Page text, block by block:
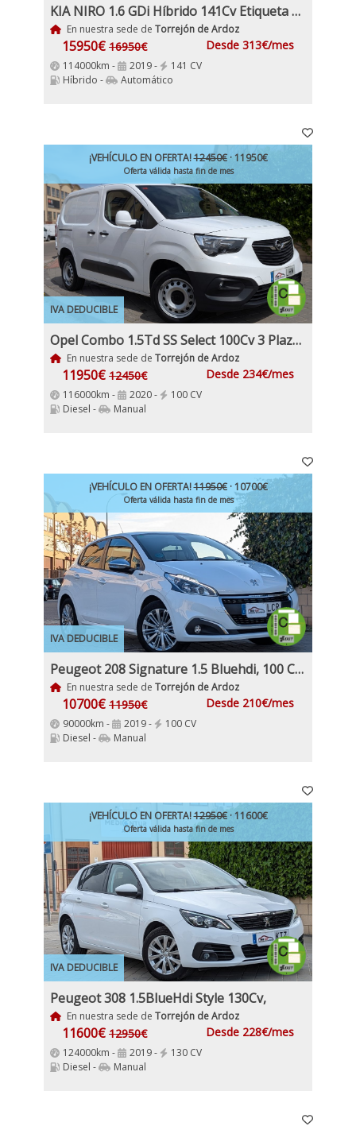
KIA NIRO 1.6 GDi Híbrido 141Cv Etiqueta ECO
En nuestra sede de Torrejón de Ardoz
15950€ 16950€ Desde 313€/mes
114000km - 2019 -
141 CV
Híbrido -
Automático
IVA DEDUCIBLE
¡VEHÍCULO EN OFERTA!12450€· 11950€
Oferta válida hasta fin de mes
Opel Combo 1.5Td SS Select 100Cv 3 Plazas Etiqueta C IVA y Garantía Incl
En nuestra sede de Torrejón de Ardoz
11950€ 12450€ Desde 234€/mes
116000km - 2020 -
100 CV
Diesel -
Manual
IVA DEDUCIBLE
¡VEHÍCULO EN OFERTA!11950€· 10700€
Oferta válida hasta fin de mes
Peugeot 208 Signature 1.5 Bluehdi, 100 Cv Nacional 1Dueño Etiqueta C IVA y Garantía Incl
En nuestra sede de Torrejón de Ardoz
10700€ 11950€ Desde 210€/mes
90000km - 2019 -
100 CV
Diesel -
Manual
IVA DEDUCIBLE
¡VEHÍCULO EN OFERTA!12950€· 11600€
Oferta válida hasta fin de mes
Peugeot 308 1.5BlueHdi Style 130Cv,
En nuestra sede de Torrejón de Ardoz
11600€ 12950€ Desde 228€/mes
124000km - 2019 -
130 CV
Diesel -
Manual